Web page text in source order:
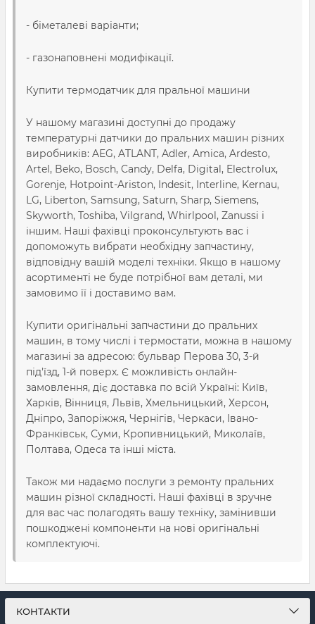
- біметалеві варіанти;
- газонаповнені модифікації.
Купити термодатчик для пральної машини
У нашому магазині доступні до продажу
температурні датчики до пральних машин різних
виробників: AEG, ATLANT, Adler, Amica, Ardesto,
Artel, Beko, Bosch, Candy, Delfa, Digital, Electrolux,
Gorenje, Hotpoint-Ariston, Indesit, Interline, Kernau,
LG, Liberton, Samsung, Saturn, Sharp, Siemens,
Skyworth, Toshiba, Vilgrand, Whirlpool, Zanussi і
іншим. Наші фахівці проконсультують вас і
допоможуть вибрати необхідну запчастину,
відповідну вашій моделі техніки. Якщо в нашому
асортименті не буде потрібної вам деталі, ми
замовимо її і доставимо вам.
Купити оригінальні запчастини до пральних
машин, в тому числі і термостати, можна в нашому
магазині за адресою: бульвар Перова 30, 3-й
під'їзд, 1-й поверх. Є можливість онлайн-
замовлення, діє доставка по всій Україні: Київ,
Харків, Вінниця, Львів, Хмельницький, Херсон,
Дніпро, Запоріжжя, Чернігів, Черкаси, Івано-
Франківськ, Суми, Кропивницький, Миколаїв,
Полтава, Одеса та інші міста.
Також ми надаємо послуги з ремонту пральних
машин різної складності. Наші фахівці в зручне
для вас час полагодять вашу техніку, замінивши
пошкоджені компоненти на нові оригінальні
комплектуючі.
КОНТАКТИ